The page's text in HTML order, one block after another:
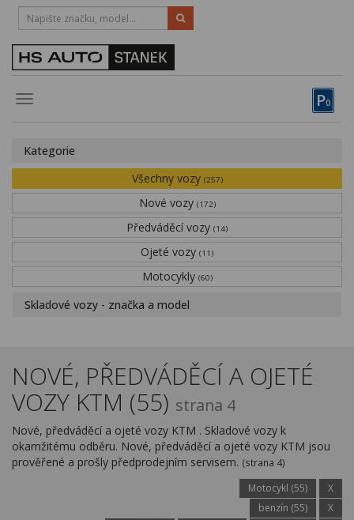
P0
Toggle
HOTLINE:
STRAKONICE-383 335 366
Obytné vozy
Financování
Novinky
Kontakty
Kategorie
Všechny vozy (257)
Nové vozy (172)
Předváděcí vozy (14)
Ojeté vozy (11)
Motocykly (60)
Skladové vozy - značka a model
NOVÉ, PŘEDVÁDĚCÍ A OJETÉ
VOZY KTM (55) strana 4
Nové, předváděcí a ojeté vozy KTM . Skladové vozy k
okamžitému odběru. Nové, předváděcí a ojeté vozy KTM jsou
prověřené a prošly předprodejním servisem. (strana 4)
Motocykl (55)
X
benzín (55)
X